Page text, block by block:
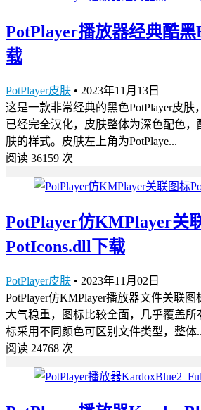
PotPlayer播放器经典酷
载
PotPlayer皮肤 • 2023年11月13日
这是一款非常经典的黑色PotPlayer皮肤
已经完全汉化，皮肤整体为深色配色
肤的样式。皮肤左上角为PotPlaye...
阅读 36159 次
PotPlayer仿KMPlayer关
PotIcons.dll下载
PotPlayer皮肤 • 2023年11月02日
PotPlayer仿KMPlayer播放器文件关联
大气稳重，图标比较全面，几乎覆盖所
标采用不同颜色可区别文件类型，整体
阅读 24768 次